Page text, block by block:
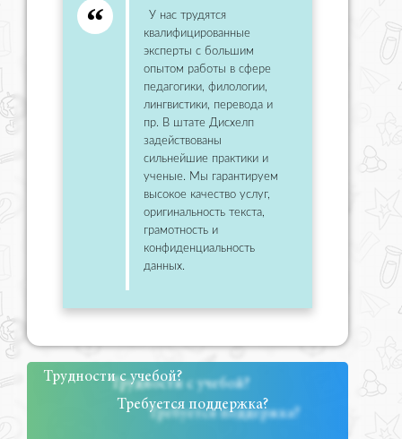
У нас трудятся
квалифицированные
эксперты с большим
опытом работы в сфере
педагогики, филологии,
лингвистики, перевода и
пр. В штате Дисхелп
задействованы
сильнейшие практики и
ученые. Мы гарантируем
высокое качество услуг,
оригинальность текста,
грамотность и
конфиденциальность
данных.
Трудности с учебой?
Требуется поддержка?